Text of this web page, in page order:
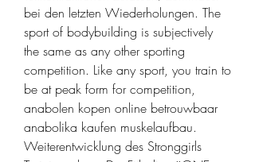
bei den letzten Wiederholungen. The
sport of bodybuilding is subjectively
the same as any other sporting
competition. Like any sport, you train to
be at peak form for competition,
anabolen kopen online betrouwbaar
anabolika kaufen muskelaufbau.
Weiterentwicklung des Stronggirls